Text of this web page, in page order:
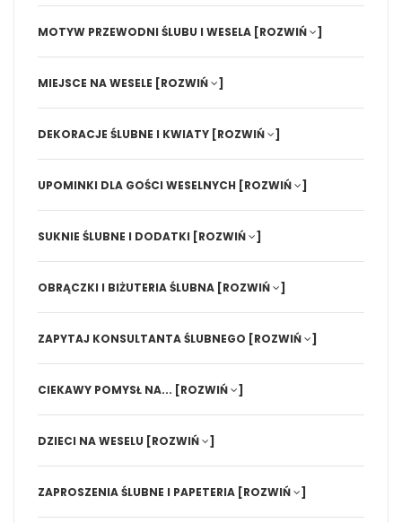
MOTYW PRZEWODNI ŚLUBU I WESELA [ROZWIŃ ]
MIEJSCE NA WESELE [ROZWIŃ ]
DEKORACJE ŚLUBNE I KWIATY [ROZWIŃ ]
UPOMINKI DLA GOŚCI WESELNYCH [ROZWIŃ ]
SUKNIE ŚLUBNE I DODATKI [ROZWIŃ ]
OBRĄCZKI I BIŻUTERIA ŚLUBNA [ROZWIŃ ]
ZAPYTAJ KONSULTANTA ŚLUBNEGO [ROZWIŃ ]
CIEKAWY POMYSŁ NA... [ROZWIŃ ]
DZIECI NA WESELU [ROZWIŃ ]
ZAPROSZENIA ŚLUBNE I PAPETERIA [ROZWIŃ ]